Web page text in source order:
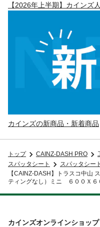
【2026年上半期】カインズ
カインズの新商品・新着商品
トップ CAINZ-DASH PRO
スパッタシート
スパッタシート
【CAINZ-DASH】トラスコ中山
ティングなし）ミニ ６００Ｘ６
カインズオンラインショップ